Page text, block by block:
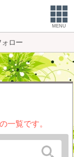
MENU
ォロー
一覧です。